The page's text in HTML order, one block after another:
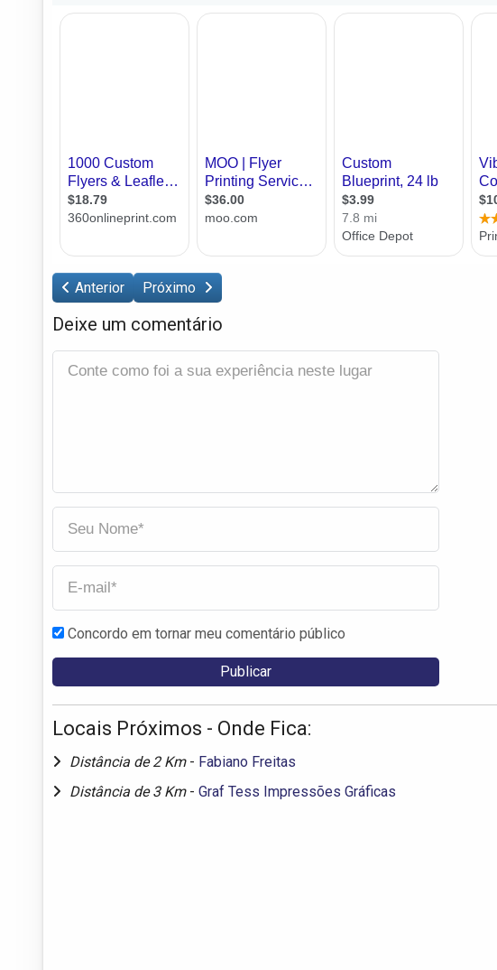
Anterior Próximo
Deixe um comentário
Concordo em tornar meu comentário público
Locais Próximos - Onde Fica:
Distância de 2 Km - Fabiano Freitas
Distância de 3 Km - Graf Tess Impressões Gráficas